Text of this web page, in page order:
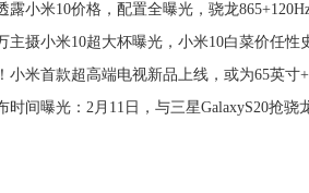
露小米10价格，配置全曝光，骁龙
主摄小米10超大杯曝光，小米10白菜价任性
小米首款超高端电视新品上线，或为65英寸
时间曝光：2月11日，与三星GalaxyS20抢骁